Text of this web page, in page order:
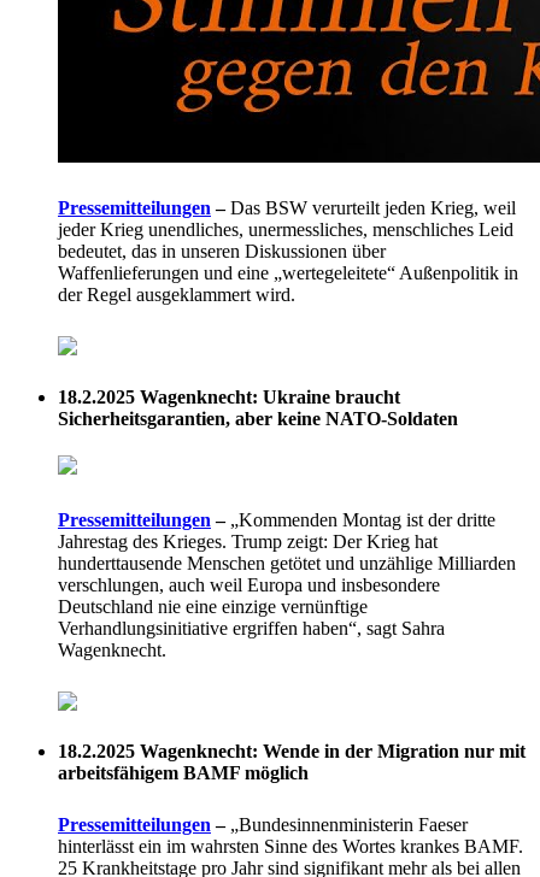
Pressemitteilungen–Das BSW verurteilt jeden Krieg, weil
jeder Krieg unendliches, unermessliches, menschliches Leid
bedeutet, das in unseren Diskussionen über
Waffenlieferungen und eine „wertegeleitete“ Außenpolitik in
der Regel ausgeklammert wird.
18.2.2025 Wagenknecht: Ukraine braucht
Sicherheitsgarantien, aber keine NATO-Soldaten
Pressemitteilungen –„Kommenden Montag ist der dritte
Jahrestag des Krieges. Trump zeigt: Der Krieg hat
hunderttausende Menschen getötet und unzählige Milliarden
verschlungen, auch weil Europa und insbesondere
Deutschland nie eine einzige vernünftige
Verhandlungsinitiative ergriffen haben“, sagt Sahra
Wagenknecht.
18.2.2025 Wagenknecht: Wende in der Migration nur mit
arbeitsfähigem BAMF möglich
Pressemitteilungen –„Bundesinnenministerin Faeser
hinterlässt ein im wahrsten Sinne des Wortes krankes BAMF.
25 Krankheitstage pro Jahr sind signifikant mehr als bei allen